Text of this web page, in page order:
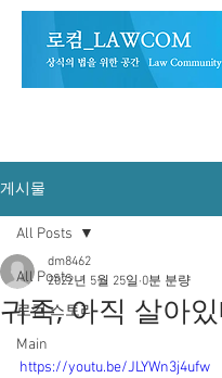
게시물
All Posts
로컴 스토리
Main
All Posts
귀족, 아직 살아
dm8462
2022년 5월 25일 0분 분량
https://youtu.be/JLYWn3j4ufw